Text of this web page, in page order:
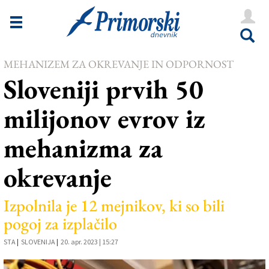
Novice
Goriška
Kultura
Šport
Še
Vreme
Uredništvo
Oglasi
MEHANIZEM ZA OKREVANJE IN ODPORNOST
Sloveniji prvih 50
milijonov evrov iz
mehanizma za
okrevanje
Izpolnila je 12 mejnikov, ki so bili
pogoj za izplačilo
STA | SLOVENIJA | 20. apr. 2023 | 15:27